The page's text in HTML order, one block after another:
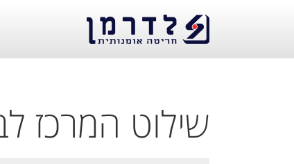
שילוט המרכז